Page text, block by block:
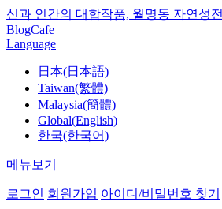
신과 인간의 대합작품, 월명동 자연성전
BlogCafe
Language
日本(日本語)
Taiwan(繁體)
Malaysia(簡體)
Global(English)
한국(한국어)
메뉴보기
로그인 회원가입 아이디/비밀번호 찾기